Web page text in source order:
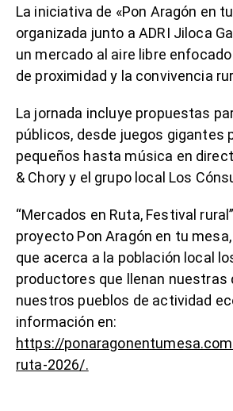
La iniciativa de «Pon Aragón en
organizada junto a ADRI Jiloca
un mercado al aire libre
de proximidad y la convivencia
La jornada incluye propuestas
públicos, desde juegos gigantes
pequeños hasta música en
& Chory y el grupo local Los
“Mercados en Ruta, Festival
proyecto Pon Aragón en tu
que acerca a la población local
productores que llenan nuestras
nuestros pueblos de actividad
información en:
https://
ruta-2026/.